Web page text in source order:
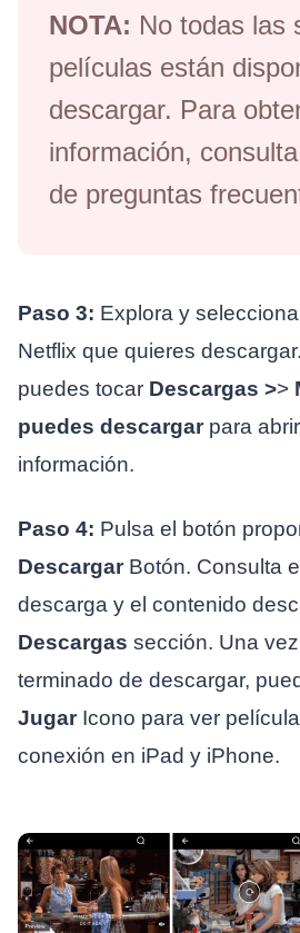
NOTA: No todas las
películas están
descargar. Para
información,
de preguntas
Paso 3: Explora y
Netflix que quieres
puedes tocar Descargas >>
puedes descargar para
información.
Paso 4: Pulsa el botón
DescargarBotón. Consulta
descarga y el contenido
Descargas sección. Una
terminado de descargar,
JugarIcono para ver
conexión en iPad y iPhone.